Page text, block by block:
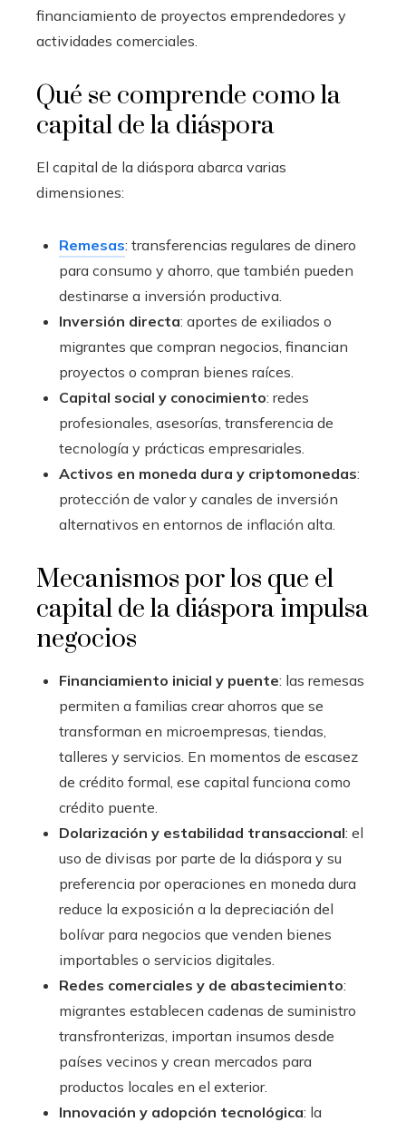
financiamiento de proyectos emprendedores y
actividades comerciales.
Qué se comprende como la
capital de la diáspora
El capital de la diáspora abarca varias
dimensiones:
Remesas: transferencias regulares de dinero
para consumo y ahorro, que también pueden
destinarse a inversión productiva.
Inversión directa: aportes de exiliados o
migrantes que compran negocios, financian
proyectos o compran bienes raíces.
Capital social y conocimiento: redes
profesionales, asesorías, transferencia de
tecnología y prácticas empresariales.
Activos en moneda dura y criptomonedas:
protección de valor y canales de inversión
alternativos en entornos de inflación alta.
Mecanismos por los que el
capital de la diáspora impulsa
negocios
Financiamiento inicial y puente: las remesas
permiten a familias crear ahorros que se
transforman en microempresas, tiendas,
talleres y servicios. En momentos de escasez
de crédito formal, ese capital funciona como
crédito puente.
Dolarización y estabilidad transaccional: el
uso de divisas por parte de la diáspora y su
preferencia por operaciones en moneda dura
reduce la exposición a la depreciación del
bolívar para negocios que venden bienes
importables o servicios digitales.
Redes comerciales y de abastecimiento:
migrantes establecen cadenas de suministro
transfronterizas, importan insumos desde
países vecinos y crean mercados para
productos locales en el exterior.
Innovación y adopción tecnológica: la